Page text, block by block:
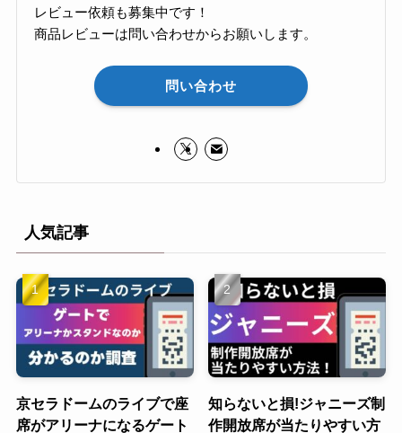
レビュー依頼も募集中です！
商品レビューは問い合わせからお願いします。
問い合わせ
人気記事
京セラドームのライブで座
席がアリーナになるゲート
知らないと損!ジャニーズ制
作開放席が当たりやすい方